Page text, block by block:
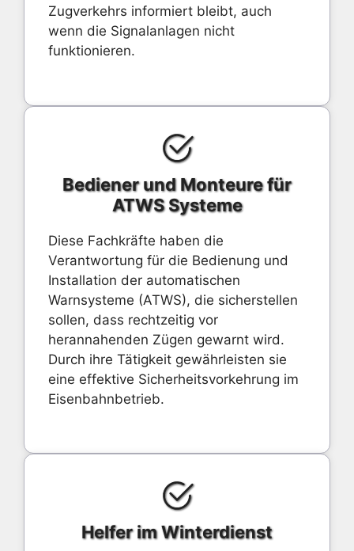
Zugverkehrs informiert bleibt, auch
wenn die Signalanlagen nicht
funktionieren.
Bediener und Monteure für
ATWS Systeme
Diese Fachkräfte haben die
Verantwortung für die Bedienung und
Installation der automatischen
Warnsysteme (ATWS), die sicherstellen
sollen, dass rechtzeitig vor
herannahenden Zügen gewarnt wird.
Durch ihre Tätigkeit gewährleisten sie
eine effektive Sicherheitsvorkehrung im
Eisenbahnbetrieb.
Helfer im Winterdienst